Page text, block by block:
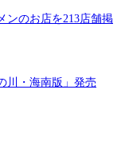
ンのお店を213店舗掲
川・海南版」発売